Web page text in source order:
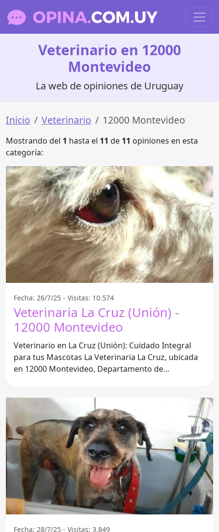
Veterinario en 12000
Montevideo
La web de opiniones de Uruguay
Inicio Veterinario 12000 Montevideo
Mostrando del 1 hasta el 11 de 11 opiniones en esta
categoría:
Fecha: 26/7/25 - Visitas: 10.574
Veterinaria La Cruz (Unión) -
12000 Montevideo
Veterinario en La Cruz (Unión): Cuidado Integral
para tus Mascotas La Veterinaria La Cruz, ubicada
en 12000 Montevideo, Departamento de
Fecha: 28/7/25 - Visitas: 3.849